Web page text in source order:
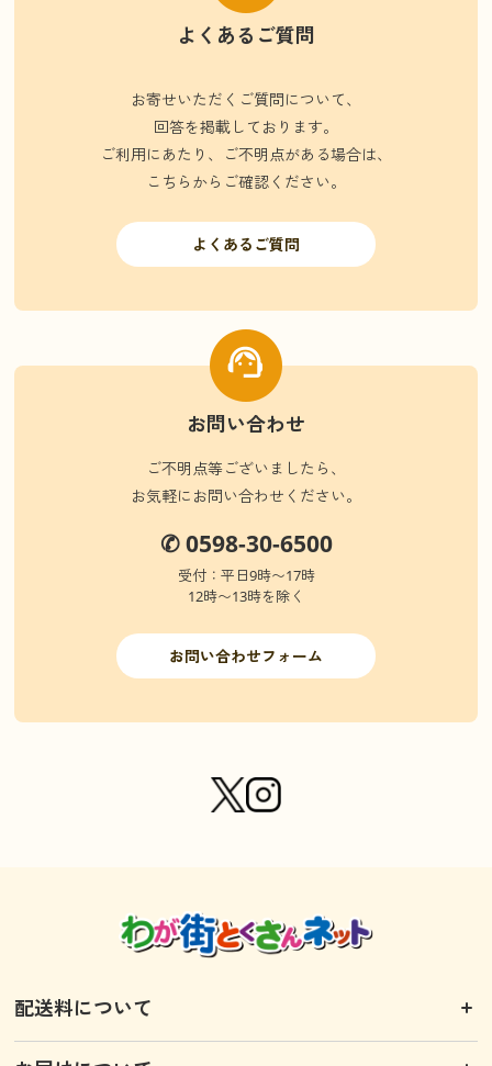
よくあるご質問
お寄せいただくご質問について、
回答を掲載しております。
ご利用にあたり、ご不明点がある場合は、
こちらからご確認ください。
よくあるご質問
お問い合わせ
ご不明点等ございましたら、
お気軽にお問い合わせください。
✆ 0598-30-6500
受付：平日9時〜17時
12時〜13時を除く
お問い合わせフォーム
配送料について